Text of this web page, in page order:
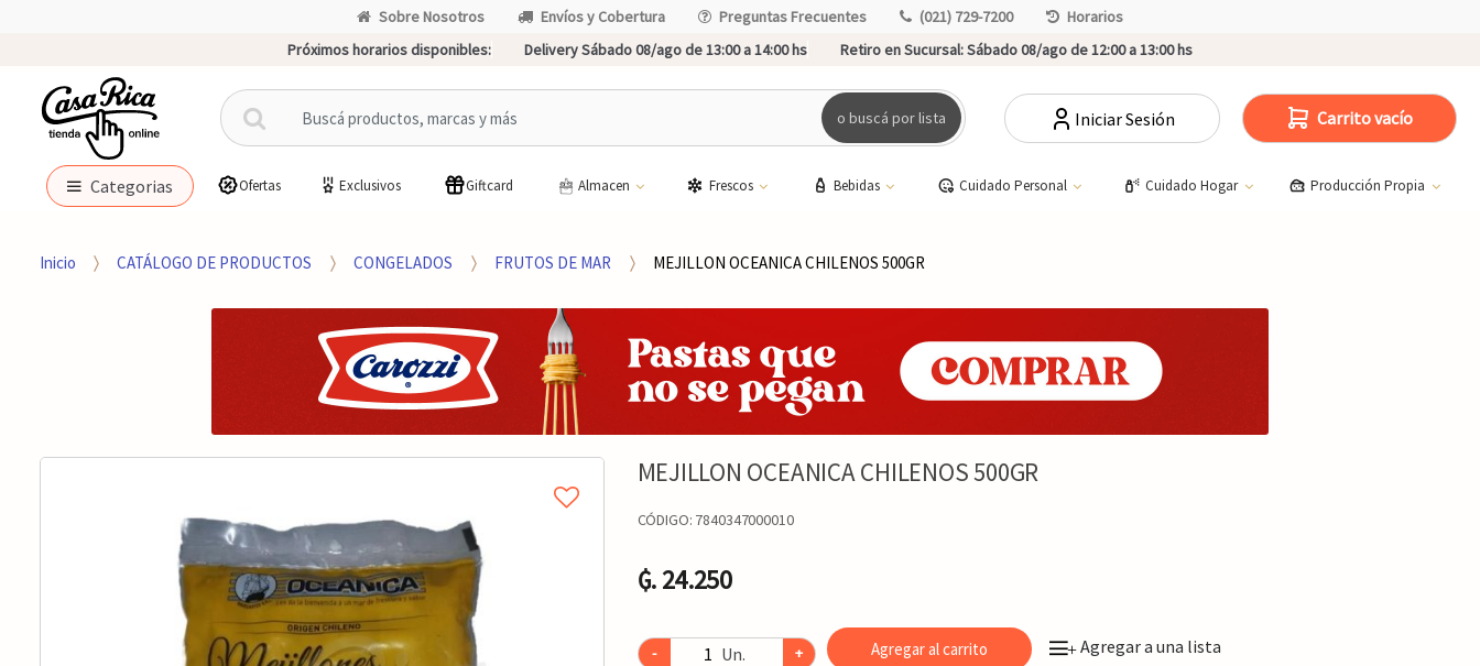
Sobre Nosotros Envíos y Cobertura Preguntas Frecuentes (021) 729-7200
Horarios
Próximos horarios disponibles:
Delivery Sábado 08/ago de 13:00 a 14:00 hs Retiro en Sucursal:Sábado 08/ago de 12:00 a 13:00 hs
B
u
c
p
r
o buscá por lista Iniciar Sesión Carrito vacío
Categorias Ofertas Exclusivos Giftcard Almacen Frescos Bebidas Cuidado Personal Cuidado Hogar Producción Propia
Inicio CATÁLOGO DE PRODUCTOS CONGELADOS FRUTOS DE MAR MEJILLON OCEANICA CHILENOS 500GR
MEJILLON OCEANICA CHILENOS 500GR
CÓDIGO: 7840347000010
₲. 24.250
- Un. + Agregar al carrito +Agregar a una lista